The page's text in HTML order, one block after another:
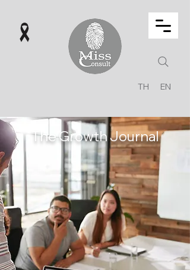
TH EN
The Growth Journal